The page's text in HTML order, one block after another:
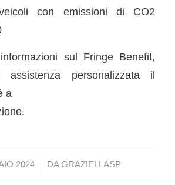
con emissioni di CO2
sul Fringe Benefit,
assistenza personalizzata il
a
2024
/ DAGRAZIELLASP